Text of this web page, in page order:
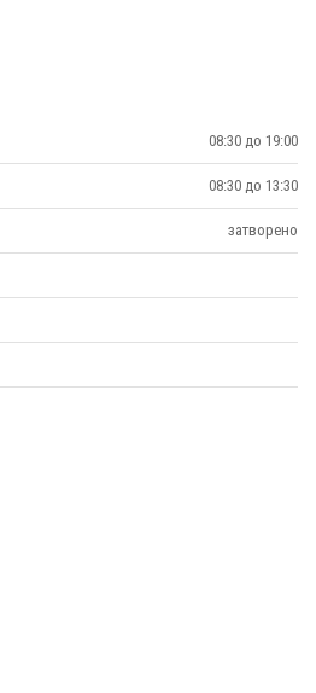
08:30 до 19:00
08:30 до 13:30
затворено